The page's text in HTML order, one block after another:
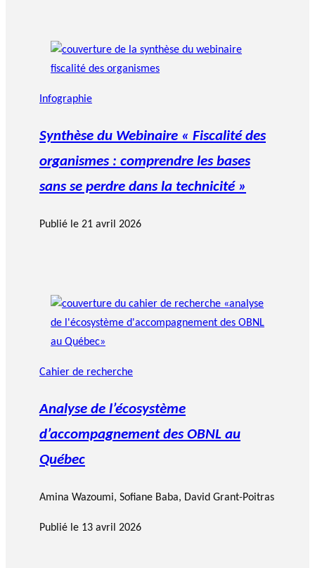
Infographie
Synthèse du Webinaire « Fiscalité des
organismes : comprendre les bases
sans se perdre dans la technicité »
Publié le 21 avril 2026
Cahier de recherche
Analyse de l’écosystème
d’accompagnement des OBNL au
Québec
Amina Wazoumi, Sofiane Baba, David Grant-Poitras
Publié le 13 avril 2026